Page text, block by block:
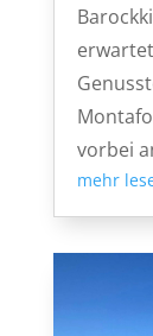
vorbei
mehr